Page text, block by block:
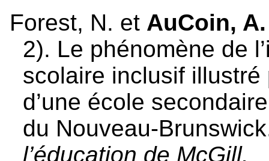
Forest, N. et AuCoin,
2). Le phénomène de
scolaire inclusif
d’une école
du Nouveau-
l’éducation de McGill.